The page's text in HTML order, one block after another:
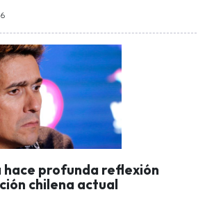
hace profunda reflexión
chilena actual